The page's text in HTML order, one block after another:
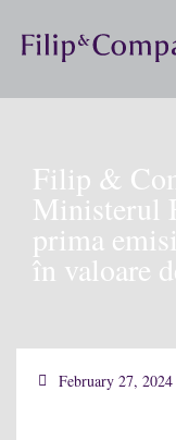
Filip &
Ministerul
prima
în valoare
February 27, 2024